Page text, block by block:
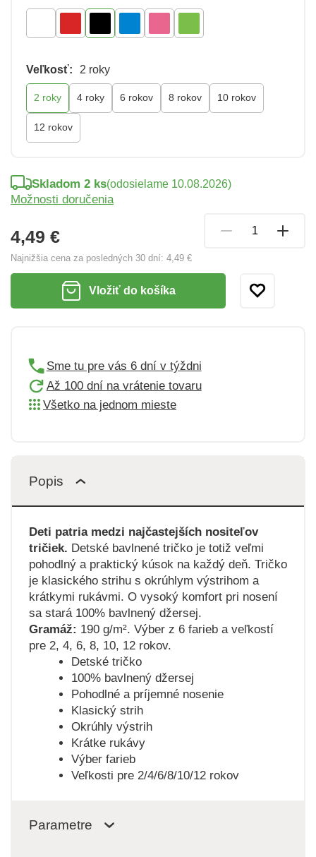
Veľkosť: 2 roky
2 roky 4 roky 6 rokov 8 rokov 10 rokov
12 rokov
4,49 €
Najnižšia cena za posledných 30 dní: 4,49 €
Skladom 2 ks(odosielame 10.08.2026)
Možnosti doručenia
Vložiť do košíka
Sme tu pre vás 6 dní v týždni
Až 100 dní na vrátenie tovaru
Všetko na jednom mieste
Popis
Deti patria medzi najčastejších nositeľov
tričiek. Detské bavlnené tričko je totiž veľmi
pohodlný a praktický kúsok na každý deň. Tričko
je klasického strihu s okrúhlym výstrihom a
krátkymi rukávmi. O vysoký komfort pri nosení
sa stará 100% bavlnený džersej.
Gramáž: 190 g/m². Výber z 6 farieb a veľkostí
pre 2, 4, 6, 8, 10, 12 rokov.
Detské tričko
100% bavlnený džersej
Pohodlné a príjemné nosenie
Klasický strih
Okrúhly výstrih
Krátke rukávy
Výber farieb
Veľkosti pre 2/4/6/8/10/12 rokov
Parametre